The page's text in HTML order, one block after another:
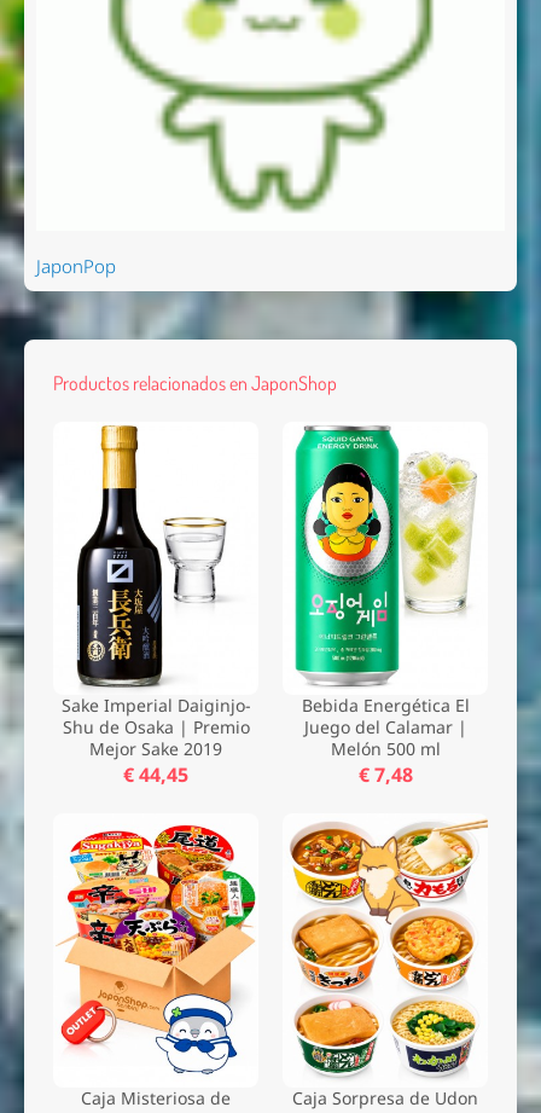
JaponPop
Productos relacionados en JaponShop
Sake Imperial Daiginjo-
Shu de Osaka | Premio
Mejor Sake 2019
€ 44,45
Bebida Energética El
Juego del Calamar |
Melón 500 ml
€ 7,48
Caja Misteriosa de
Caja Sorpresa de Udon